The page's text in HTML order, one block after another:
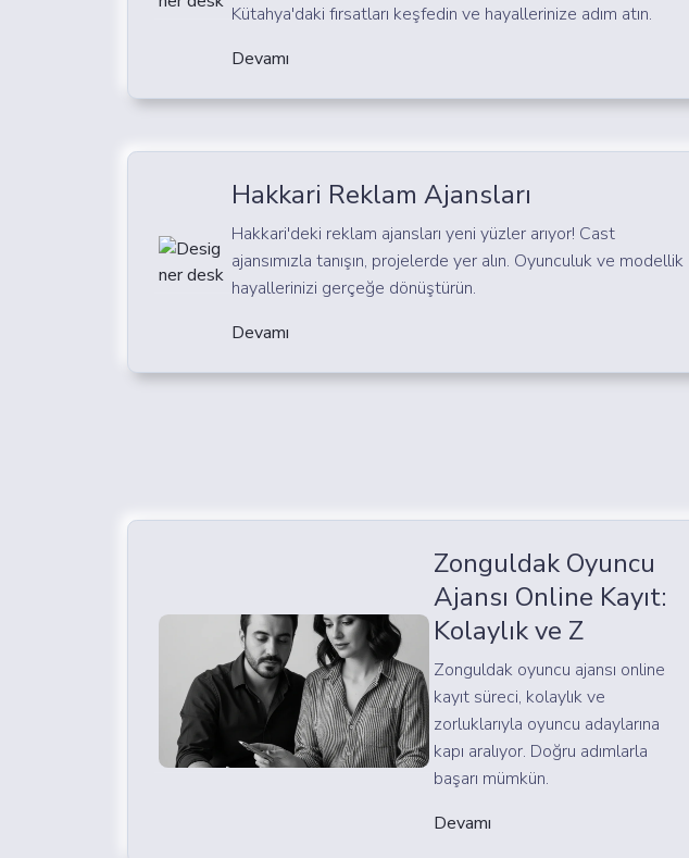
Kütahya'daki fırsatları keşfedin ve hayallerinize adım atın.
Devamı
Hakkari Reklam Ajansları
Hakkari'deki reklam ajansları yeni yüzler arıyor! Cast
ajansımızla tanışın, projelerde yer alın. Oyunculuk ve modellik
hayallerinizi gerçeğe dönüştürün.
Devamı
Zonguldak Oyuncu
Ajansı Online Kayıt:
Kolaylık ve Z
Zonguldak oyuncu ajansı online
kayıt süreci, kolaylık ve
zorluklarıyla oyuncu adaylarına
kapı aralıyor. Doğru adımlarla
başarı mümkün.
Devamı